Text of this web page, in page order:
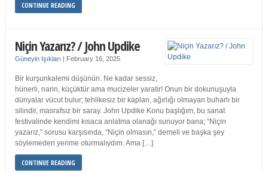
CONTINUE READING
Niçin Yazarız? / John Updike
Güneyin Işıkları | February 16, 2025
Bir kurşunkalemi düşünün. Ne kadar sessiz,
hünerli, narin, küçüktür ama mucizeler yaratır! Onun bir dokunuşuyla
dünyalar vücut bulur; tehlikesiz bir kaplan, ağırlığı olmayan buharlı bir
silindir, masrafsız bir saray. John Updike Konu başlığım, bu sanat
festivalinde kendimi kısaca anlatma olanağı sunuyor bana; “Niçin
yazarız,” sorusu karşısında, “Niçin olmasın,” demeli ve başka şey
söylemeden yerime oturmalıydım. Ama […]
CONTINUE READING